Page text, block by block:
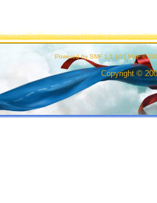
Powered by SMF 1.1.10 | SMF ©
Copyright ©